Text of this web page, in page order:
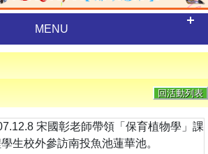
MENU
回活動列表
宋國彰老師帶領「保育植物學」課
生校外參訪南投魚池蓮華池。